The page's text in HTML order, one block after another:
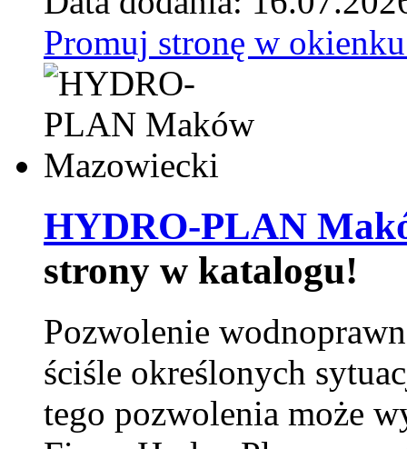
Promuj stronę w
HYDRO-PLAN
strony w katalogu!
Pozwolenie
ściśle określonych
tego pozwolenia może